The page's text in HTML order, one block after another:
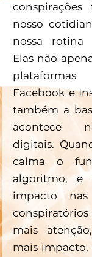
nosso
nossa rotina
Elas não
Facebook e
também a
acontece
digitais.
calma o
algoritmo,
impacto nas
mais
mais impacto,